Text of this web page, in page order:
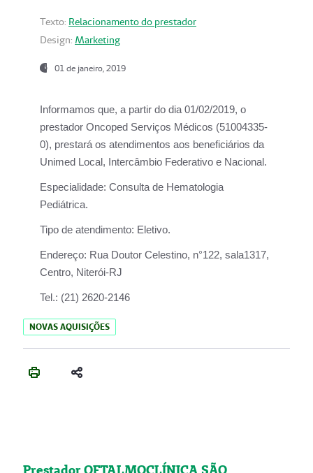
Texto: Relacionamento do prestador
Design: Marketing
01 de janeiro, 2019
Informamos que, a partir do dia 01/02/2019, o
prestador Oncoped Serviços Médicos (51004335-
0), prestará os atendimentos aos beneficiários da
Unimed Local, Intercâmbio Federativo e Nacional.
Especialidade: Consulta de Hematologia
Pediátrica.
Tipo de atendimento: Eletivo.
Endereço: Rua Doutor Celestino, n°122, sala1317,
Centro, Niterói-RJ
Tel.: (21) 2620-2146
NOVAS AQUISIÇÕES
Prestador OFTALMOCLÍNICA SÃO